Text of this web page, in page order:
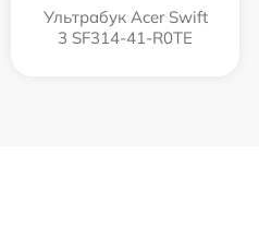
Ультрабук Acer Swift
3 SF314-41-R0TE